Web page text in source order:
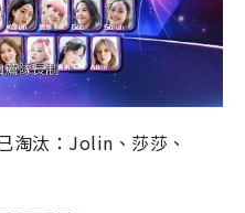
淘汰：Jolin、莎莎、